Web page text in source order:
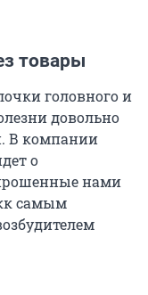
товары
головного и
довольно
В компании
о
нами
самым